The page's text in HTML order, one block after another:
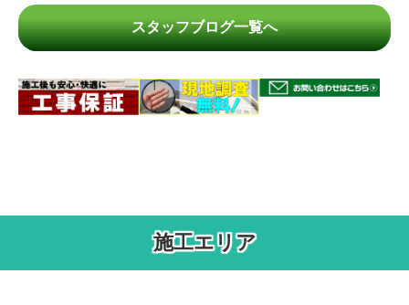
スタッフブログ一覧へ
施工エリア